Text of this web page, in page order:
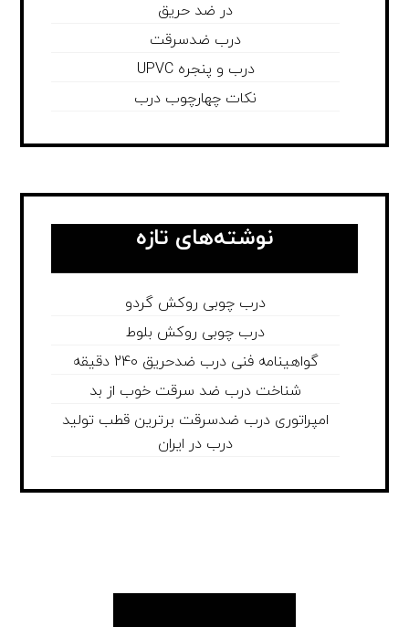
در ضد حریق
درب ضدسرقت
درب و پنجره UPVC
نکات چهارچوب درب
نوشته‌های تازه
درب چوبی روکش گردو
درب چوبی روکش بلوط
گواهینامه فنی درب ضدحریق 240 دقیقه
شناخت درب ضد سرقت خوب از بد
امپراتوری درب ضدسرقت برترین قطب تولید
درب در ایران